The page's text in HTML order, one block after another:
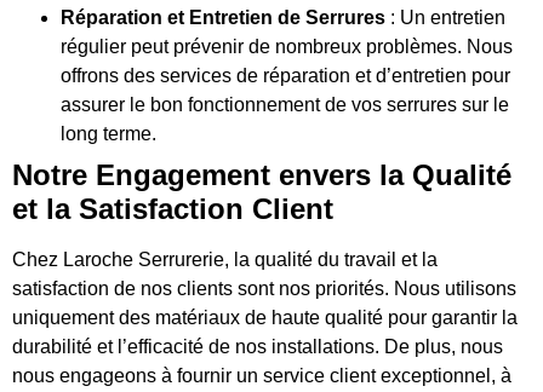
Réparation et Entretien de Serrures : Un entretien
régulier peut prévenir de nombreux problèmes. Nous
offrons des services de réparation et d’entretien pour
assurer le bon fonctionnement de vos serrures sur le
long terme.
Notre Engagement envers la Qualité
et la Satisfaction Client
Chez Laroche Serrurerie, la qualité du travail et la
satisfaction de nos clients sont nos priorités. Nous utilisons
uniquement des matériaux de haute qualité pour garantir la
durabilité et l’efficacité de nos installations. De plus, nous
nous engageons à fournir un service client exceptionnel, à